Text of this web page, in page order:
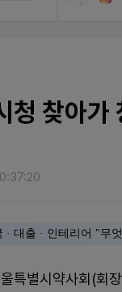
청 찾아가
· 대출 · 인테리어 "무
특별시약사회(회